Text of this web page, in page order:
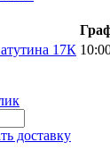
17К
доставку